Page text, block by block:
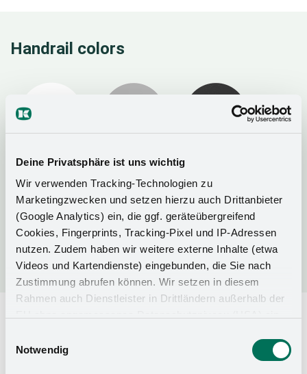
Deine Privatsphäre ist uns wichtig
Wir verwenden Tracking-Technologien zu
Marketingzwecken und setzen hierzu auch Drittanbieter
(Google Analytics) ein, die ggf. geräteübergreifend
Cookies, Fingerprints, Tracking-Pixel und IP-Adressen
nutzen. Zudem haben wir weitere externe Inhalte (etwa
Videos und Kartendienste) eingebunden, die Sie nach
Zustimmung abrufen können. Wir setzen in diesem
Rahmen auch Dienstleister in Drittländern außerhalb der
zu Sicherheits- und Überwachungszwecken zugreifen,
Notwendig
Handrail colors
Ice White Silver
Matte Black
Our products in ARENA pure